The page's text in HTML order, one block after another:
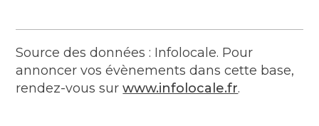
Source des données : Infolocale. Pour
annoncer vos évènements dans cette base,
rendez-vous surwww.infolocale.fr.